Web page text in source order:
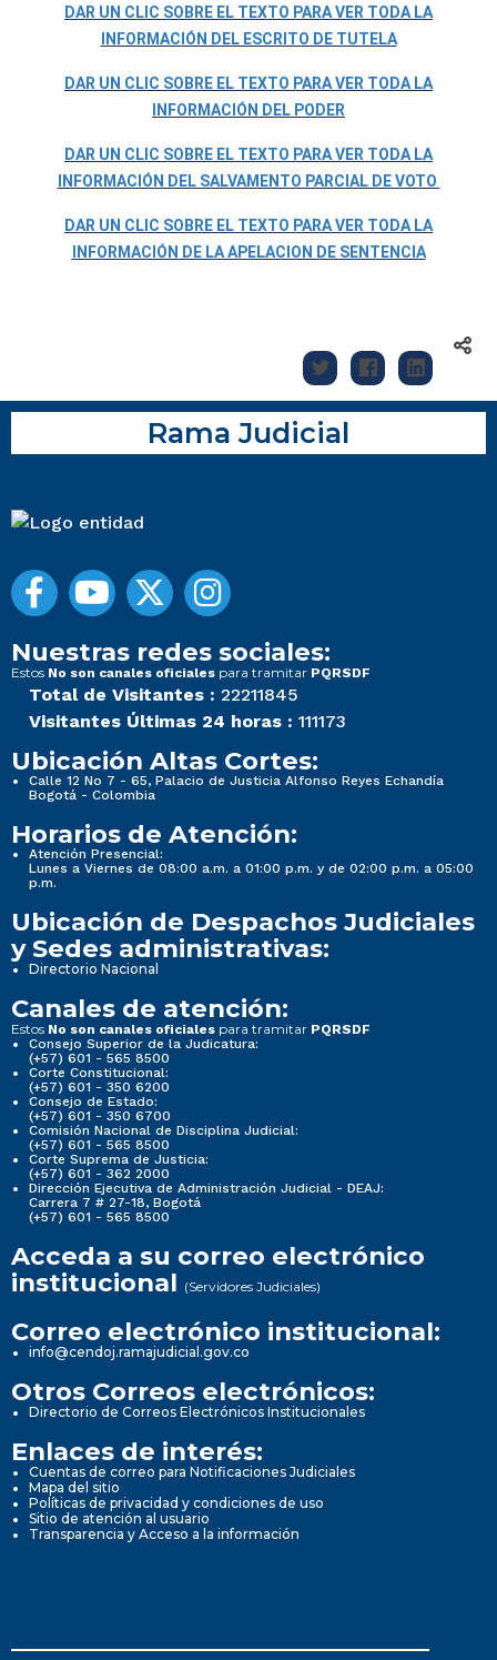
DAR UN CLIC SOBRE EL TEXTO PARA VER TODA LA
INFORMACIÓN DEL ESCRITO DE TUTELA
DAR UN CLIC SOBRE EL TEXTO PARA VER TODA LA
INFORMACIÓN DEL PODER
DAR UN CLIC SOBRE EL TEXTO PARA VER TODA LA
INFORMACIÓN DEL SALVAMENTO PARCIAL DE VOTO
DAR UN CLIC SOBRE EL TEXTO PARA VER TODA LA
INFORMACIÓN DE LA APELACION DE SENTENCIA
Rama Judicial
Nuestras redes sociales:
Estos No son canales oficiales para tramitar PQRSDF
Total de Visitantes : 22211845
Visitantes Últimas 24 horas : 111173
Ubicación Altas Cortes:
Calle 12 No 7 - 65, Palacio de Justicia Alfonso Reyes Echandía
Bogotá - Colombia
Horarios de Atención:
Atención Presencial:
Lunes a Viernes de 08:00 a.m. a 01:00 p.m. y de 02:00 p.m. a 05:00
p.m.
Ubicación de Despachos Judiciales
y Sedes administrativas:
Directorio Nacional
Canales de atención:
Estos No son canales oficiales para tramitar PQRSDF
Consejo Superior de la Judicatura:
(+57) 601 - 565 8500
Corte Constitucional:
(+57) 601 - 350 6200
Consejo de Estado:
(+57) 601 - 350 6700
Comisión Nacional de Disciplina Judicial:
(+57) 601 - 565 8500
Corte Suprema de Justicia:
(+57) 601 - 362 2000
Dirección Ejecutiva de Administración Judicial - DEAJ:
Carrera 7 # 27-18, Bogotá
(+57) 601 - 565 8500
Acceda a su correo electrónico
institucional (Servidores Judiciales)
Correo electrónico institucional:
info@cendoj.ramajudicial.gov.co
Otros Correos electrónicos:
Directorio de Correos Electrónicos Institucionales
Enlaces de interés:
Cuentas de correo para Notificaciones Judiciales
Mapa del sitio
Políticas de privacidad y condiciones de uso
Sitio de atención al usuario
Transparencia y Acceso a la información